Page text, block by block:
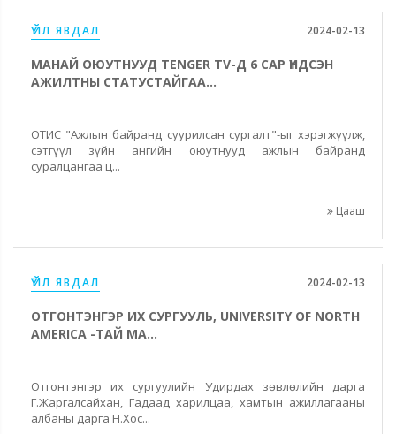
ҮЙЛ ЯВДАЛ 2024-02-13
МАНАЙ ОЮУТНУУД TENGER TV-Д 6 САР ҮНДСЭН
АЖИЛТНЫ СТАТУСТАЙГАА...
ОТИС "Ажлын байранд суурилсан сургалт"-ыг хэрэгжүүлж,
сэтгүүл зүйн ангийн оюутнууд ажлын байранд
суралцангаа ц...
Цааш
ҮЙЛ ЯВДАЛ 2024-02-13
ОТГОНТЭНГЭР ИХ СУРГУУЛЬ, UNIVERSITY OF NORTH
AMERICA -ТАЙ МА...
Отгонтэнгэр их сургуулийн Удирдах зөвлөлийн дарга
Г.Жаргалсайхан, Гадаад харилцаа, хамтын ажиллагааны
албаны дарга Н.Хос...